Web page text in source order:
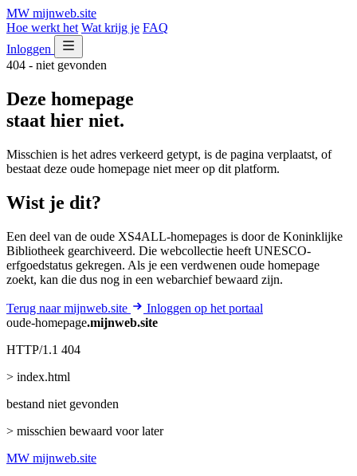
MW mijnweb.site
Hoe werkt het Wat krijg je FAQ
Inloggen
404 - niet gevonden
Deze homepage
staat hier niet.
Misschien is het adres verkeerd getypt, is de pagina verplaatst, of
bestaat deze oude homepage niet meer op dit platform.
Wist je dit?
Een deel van de oude XS4ALL-homepages is door de Koninklijke
Bibliotheek gearchiveerd. Die webcollectie heeft UNESCO-
erfgoedstatus gekregen. Als je een verdwenen oude homepage
zoekt, kan die dus nog in een webarchief bewaard zijn.
Terug naar mijnweb.site
Inloggen op het portaal
oude-homepage.mijnweb.site
HTTP/1.1 404
> index.html
bestand niet gevonden
> misschien bewaard voor later
MW mijnweb.site